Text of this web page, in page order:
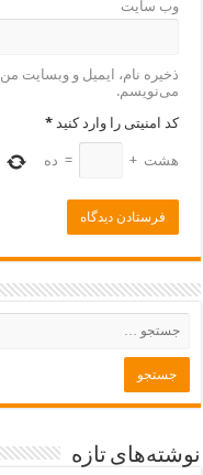
وب‌ سایت
ذخیره نام، ایمیل و وبسایت
می‌نویسم.
کد امنیتی را وارد کنید *
هشت +
= ده
نوشته‌های تازه